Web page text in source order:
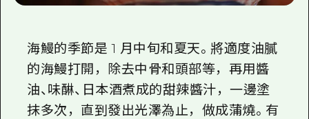
海鰻的季節是 1 月中旬和夏天。將適度油膩
的海鰻打開，除去中骨和頭部等，再用醬
油、味醂、日本酒煮成的甜辣醬汁，一邊塗
抹多次，直到發出光澤為止，做成蒲燒。有